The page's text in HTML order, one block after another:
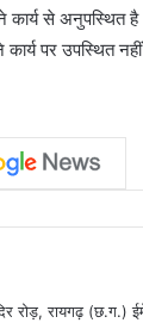
से अनुपस्थित
पर उपस्थित
रोड़, रायगढ़ (छ.ग.)